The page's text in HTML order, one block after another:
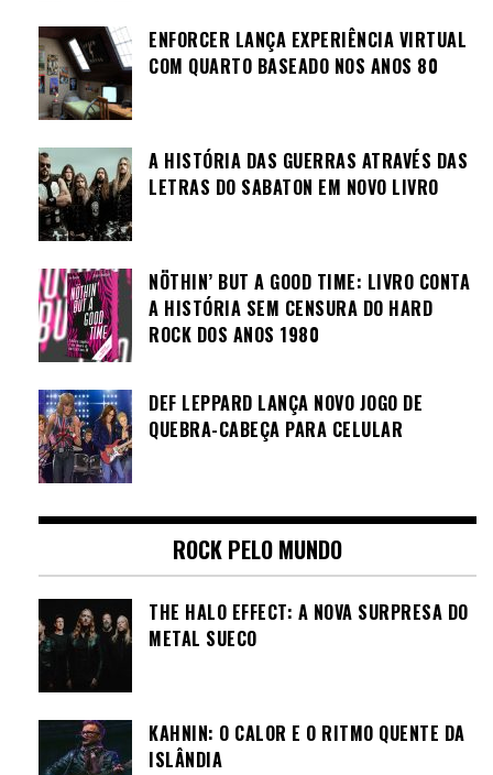
ENFORCER LANÇA EXPERIÊNCIA VIRTUAL
COM QUARTO BASEADO NOS ANOS 80
A HISTÓRIA DAS GUERRAS ATRAVÉS DAS
LETRAS DO SABATON EM NOVO LIVRO
NÖTHIN’ BUT A GOOD TIME: LIVRO CONTA
A HISTÓRIA SEM CENSURA DO HARD
ROCK DOS ANOS 1980
DEF LEPPARD LANÇA NOVO JOGO DE
QUEBRA-CABEÇA PARA CELULAR
ROCK PELO MUNDO
THE HALO EFFECT: A NOVA SURPRESA DO
METAL SUECO
KAHNIN: O CALOR E O RITMO QUENTE DA
ISLÂNDIA